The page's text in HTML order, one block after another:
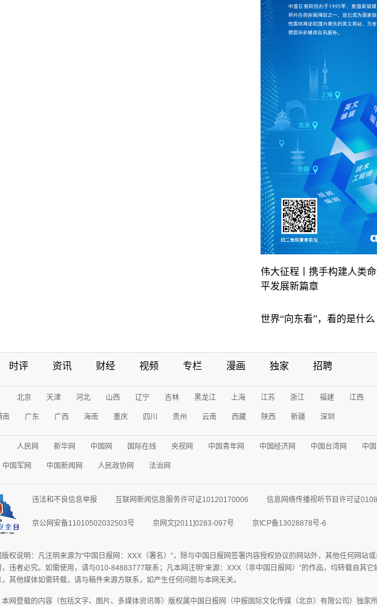
伟大征程丨携手构建人类
平发展新篇章
世界“向东看”，看的是什么
时评 资讯 财经 视频 专栏 漫画 独家 招聘
北京 天津 河北 山西 辽宁 吉林 黑龙江 上海 江苏 浙江 福建 江西
南 广东 广西 海南 重庆 四川 贵州 云南 西藏 陕西 新疆 深圳
人民网 新华网 中国网 国际在线 央视网 中国青年网 中国经济网 中国台湾网 中
中国军网 中国新闻网 人民政协网 法治网
违法和不良信息举报 互联网新闻信息服务许可证10120170006 信息网络传播视听节目许可证
京公网安备11010502032503号 京网文[2011]0283-097号 京ICP备13028878号-6
版权说明：凡注明来源为“中国日报网：XXX（署名）”，除与中国日报网签署内容授权协议的网站外，其他任何网站
违者必究。如需使用，请与010-84883777联系；凡本网注明“来源：XXX（非中国日报网）”的作品，均转载自其它
其他媒体如需转载，请与稿件来源方联系，如产生任何问题与本网无关。
网登载的内容（包括文字、图片、多媒体资讯等）版权属中国日报网（中报国际文化传媒（北京）有限公司）独家